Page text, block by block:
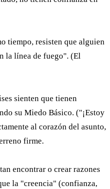
tiempo, resisten que alguien
la línea de fuego". (El
sienten que tienen
su Miedo Básico. ("¡Estoy
al corazón del asunto,
firme.
encontrar o crear razones
la "creencia" (confianza,